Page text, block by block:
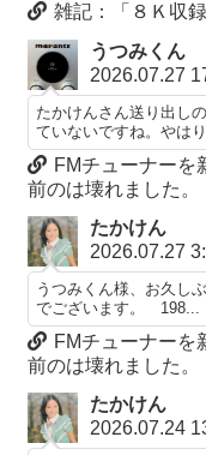
雑記：「８Ｋ収
うつみくん
2026.07.27
たかけんさん送り出し
ていないですね。やはり
FMチューナーを
前のは壊れました。
たかけん
2026.07.27
うつみくん様、お久し
でございます。 198...
FMチューナーを
前のは壊れました。
たかけん
2026.07.24